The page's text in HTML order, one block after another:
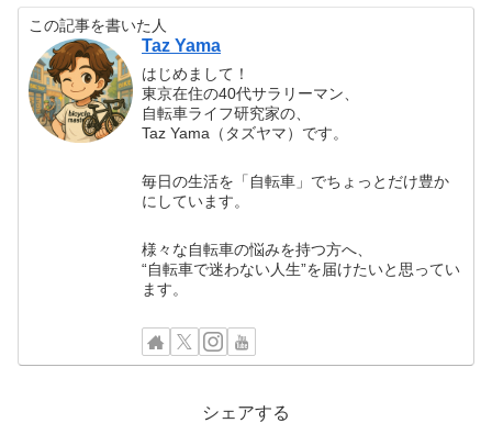
この記事を書いた人
Taz Yama
はじめまして！
東京在住の40代サラリーマン、
自転車ライフ研究家の、
Taz Yama（タズヤマ）です。
毎日の生活を「自転車」でちょっとだけ豊か
にしています。
様々な自転車の悩みを持つ方へ、
“自転車で迷わない人生”を届けたいと思ってい
ます。
シェアする